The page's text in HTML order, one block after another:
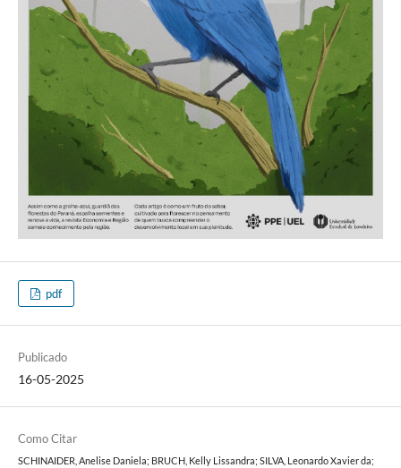
pdf
Publicado
16-05-2025
Como Citar
SCHINAIDER, Anelise Daniela; BRUCH, Kelly Lissandra; SILVA, Leonardo Xavier da;